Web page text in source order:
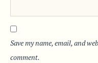
Save my name, email, and
comment.